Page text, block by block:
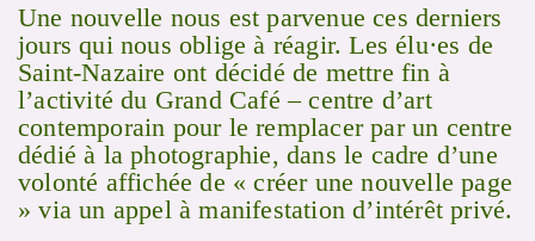
Une nouvelle nous est parvenue ces derniers
jours qui nous oblige à réagir. Les élu·es de
Saint-Nazaire ont décidé de mettre fin à
l’activité du Grand Café – centre d’art
contemporain pour le remplacer par un centre
dédié à la photographie, dans le cadre d’une
volonté affichée de « créer une nouvelle page
» via un appel à manifestation d’intérêt privé.